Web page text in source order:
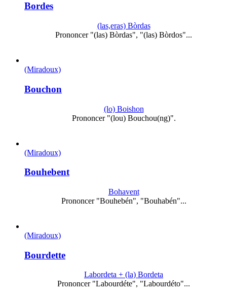
Bordes
(las,eras) Bòrdas
Prononcer "(las) Bòrdas", "(las) Bòrdos"...
(Miradoux)
Bouchon
(lo) Boishon
Prononcer "(lou) Bouchou(ng)".
(Miradoux)
Bouhebent
Bohavent
Prononcer "Bouhebén", "Bouhabén"...
(Miradoux)
Bourdette
Labordeta + (la) Bordeta
Prononcer "Labourdéte", "Labourdéto"...